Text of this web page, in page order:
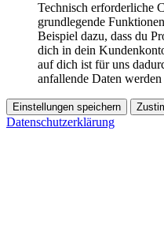
Technisch erforderliche
grundlegende
Beispiel dazu, dass du
dich in dein
auf dich ist für uns
anfallende Daten
Einstellungen speichern
Datenschutzerklärung